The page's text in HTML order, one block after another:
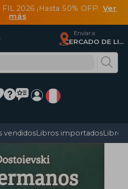
2026 ¡Hasta 50% OFF! Ver
más
Enviar a
CERCADO DE LIMA, Lima
vendidosLibros importadosLibros